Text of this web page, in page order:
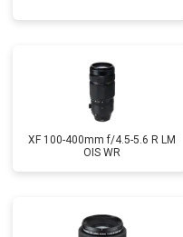
XF 100-400mm f/4.5-5.6 R LM
OIS WR